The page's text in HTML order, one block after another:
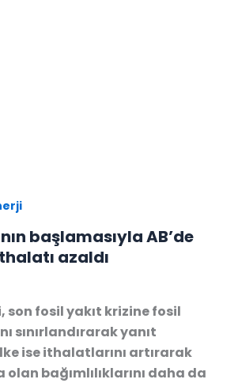
başlamasıyla AB’de
azaldı
son fosil yakıt krizine fosil
sınırlandırarak yanıt
ise ithalatlarını artırarak
bağımlılıklarını daha da